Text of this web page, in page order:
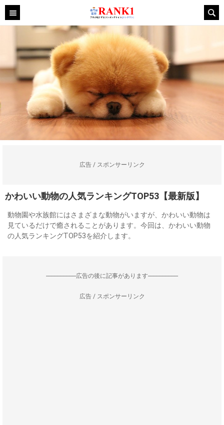
広告 / スポンサーリンク
かわいい動物の人気ランキングTOP53【最新版】
動物園や水族館にはさまざまな動物がいますが、かわいい動物は
見ているだけで癒されることがあります。今回は、かわいい動物
の人気ランキングTOP53を紹介します。
--------------------広告の後に記事があります--------------------
広告 / スポンサーリンク